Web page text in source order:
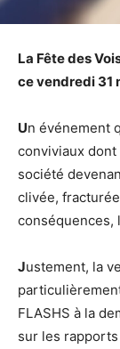
La Fête des
ce vendredi 31
Un événement
conviviaux dont
société
clivée,
conséquences,
Justement, la
FLASHS à la
sur les